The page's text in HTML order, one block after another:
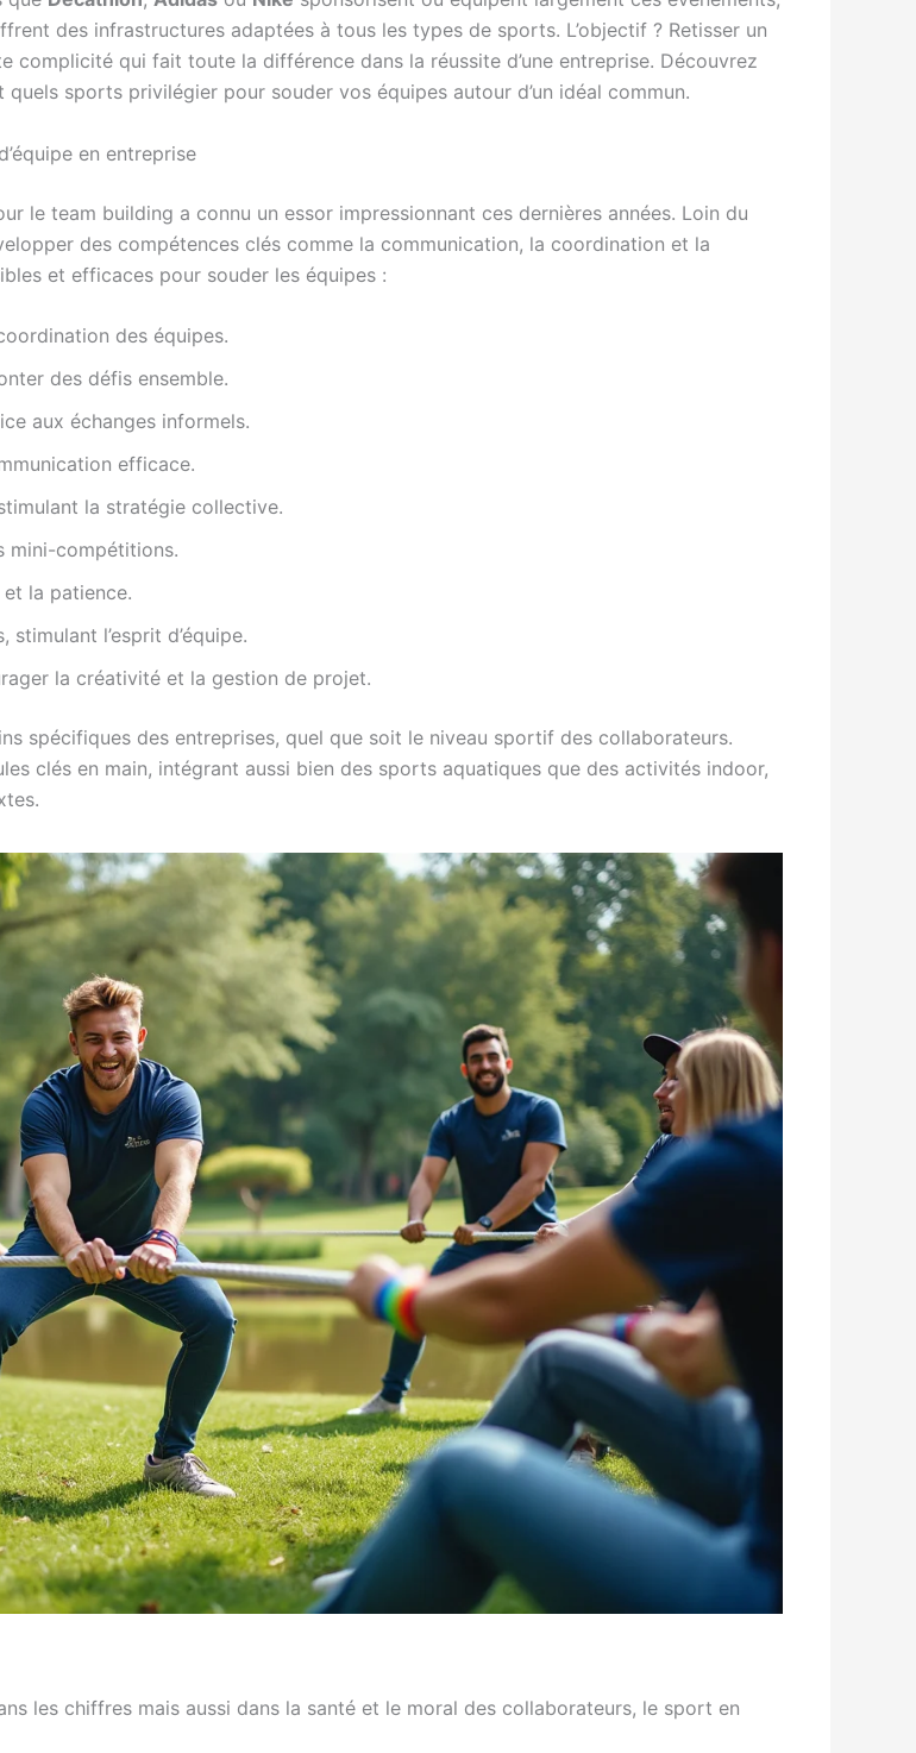
des infrastructures adaptées à tous les types de sports. L’objectif ? Retisser un
qui fait toute la différence dans la réussite d’une entreprise. Découvrez
sports privilégier pour souder vos équipes autour d’un idéal commun.
en entreprise
le team building a connu un essor impressionnant ces dernières années. Loin du
des compétences clés comme la communication, la coordination et la
et efficaces pour souder les équipes :
des équipes.
des défis ensemble.
aux échanges informels.
efficace.
la stratégie collective.
mini-compétitions.
la patience.
l’esprit d’équipe.
la créativité et la gestion de projet.
spécifiques des entreprises, quel que soit le niveau sportif des collaborateurs.
clés en main, intégrant aussi bien des sports aquatiques que des activités indoor,
les chiffres mais aussi dans la santé et le moral des collaborateurs, le sport en